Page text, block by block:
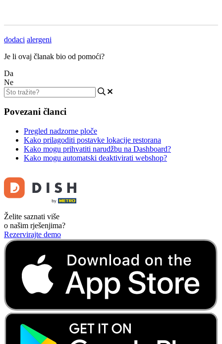
dodaci alergeni
Je li ovaj članak bio od pomoći?
Da
Ne
Povezani članci
Pregled nadzorne ploče
Kako prilagoditi postavke lokacije restorana
Kako mogu prihvatiti narudžbu na Dashboard?
Kako mogu automatski deaktivirati webshop?
Želite saznati više
o našim rješenjima?
Rezervirajte demo